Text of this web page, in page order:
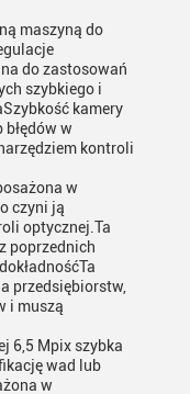
maszyną do
do zastosowań
szybkiego i
kamery
w
kontroli
w
czyni ją
optycznej.Ta
poprzednich
przedsiębiorstw,
i muszą
6,5 Mpix szybka
wad lub
w